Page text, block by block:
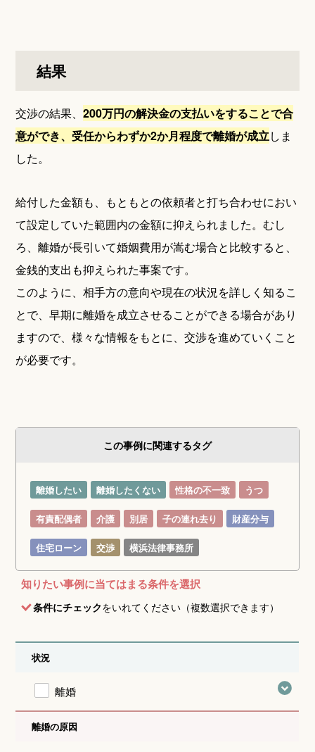
結果
交渉の結果、200万円の解決金の支払いをすることで合
意ができ、受任からわずか2か月程度で離婚が成立しま
した。
給付した金額も、もともとの依頼者と打ち合わせにおい
て設定していた範囲内の金額に抑えられました。むし
ろ、離婚が長引いて婚姻費用が嵩む場合と比較すると、
金銭的支出も抑えられた事案です。
このように、相手方の意向や現在の状況を詳しく知るこ
とで、早期に離婚を成立させることができる場合があり
ますので、様々な情報をもとに、交渉を進めていくこと
が必要です。
この事例に関連するタグ
離婚したい 離婚したくない 性格の不一致 うつ
有責配偶者 介護 別居 子の連れ去り 財産分与
住宅ローン 交渉 横浜法律事務所
知りたい事例に当てはまる条件を選択
条件にチェックをいれてください（複数選択できます）
状況
離婚
離婚の原因